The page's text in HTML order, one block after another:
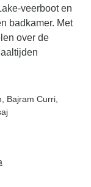
veerboot en
badkamer. Met
over de
, Bajram Curri